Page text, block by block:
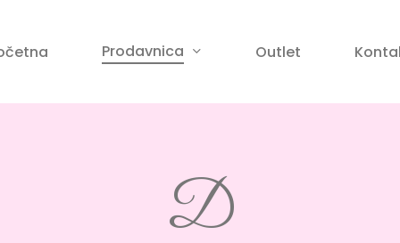
Prodavnica Outlet
D